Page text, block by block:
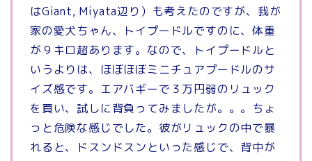
はGiant, Miyata辺り）も考えたのですが、我が
家の愛犬ちゃん、トイプードルですのに、体重
が９キロ超あります。なので、トイプードルと
いうよりは、ほぼほぼミニチュアプードルのサ
イズ感です。エアバギーで３万円弱のリュック
を買い、試しに背負ってみましたが。。。ちょ
っと危険な感じでした。彼がリュックの中で暴
れると、ドスンドスンといった感じで、背中が